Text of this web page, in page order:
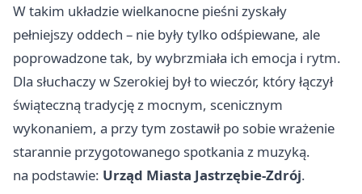
W takim układzie wielkanocne pieśni zyskały
pełniejszy oddech – nie były tylko odśpiewane, ale
poprowadzone tak, by wybrzmiała ich emocja i rytm.
Dla słuchaczy w Szerokiej był to wieczór, który łączył
świąteczną tradycję z mocnym, scenicznym
wykonaniem, a przy tym zostawił po sobie wrażenie
starannie przygotowanego spotkania z muzyką.
na podstawie: Urząd Miasta Jastrzębie-Zdrój.